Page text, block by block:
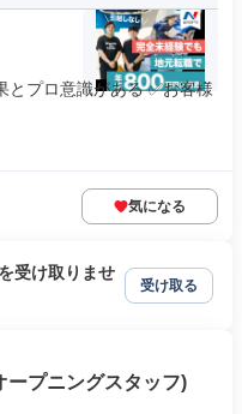
とプロ意識がある ✅お客様
気になる
受け取りませ
受け取る
ープニングスタッフ)